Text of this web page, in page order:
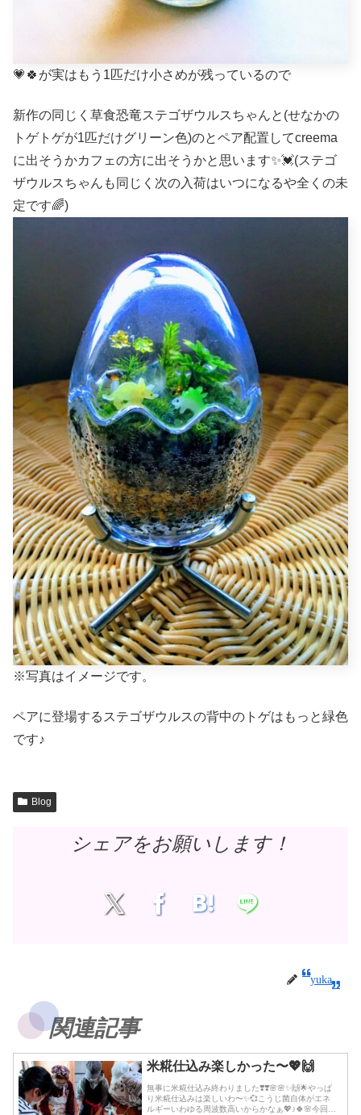
💗🍀が実はもう1匹だけ小さめが残っているので
新作の同じく草食恐竜ステゴザウルスちゃんと(せなかの
トゲトゲが1匹だけグリーン色)のとペア配置してcreema
に出そうかカフェの方に出そうかと思います✨💓(ステゴ
ザウルスちゃんも同じく次の入荷はいつになるや全くの未
定です🌈)
※写真はイメージです。
ペアに登場するステゴザウルスの背中のトゲはもっと緑色
です♪
Blog
シェアをお願いします！
yuka
関連記事
米糀仕込み楽しかった〜💖🙌
無事に米糀仕込み終わりました❣️❣️🌸🌸✨🙌🌟やっぱ
り米糀仕込みは楽しいわ〜✨💞こうじ菌自体がエネ
ルギーいわゆる周波数高いからかなぁ💖♪🍀🌸今回は